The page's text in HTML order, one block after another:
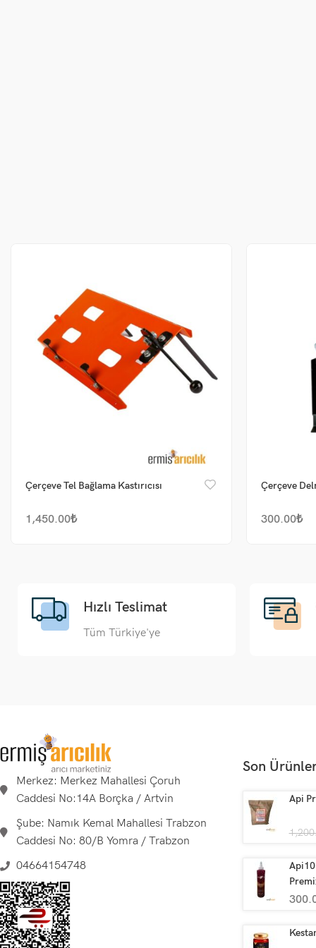
Çerçeve Tel Bağlama Kastırıcısı
1,450.00₺
Çerçeve
300.00₺
Hızlı Teslimat
Tüm Türkiye'ye
Merkez: Merkez Mahallesi Çoruh
Caddesi No:14A Borçka / Artvin
Şube: Namık Kemal Mahallesi Trabzon
Caddesi No: 80/B Yomra / Trabzon
04664154748
Son
Api
Api10